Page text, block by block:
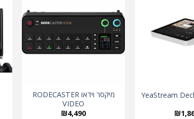
₪
מיקסר וידאו RODECASTER
VIDEO
₪4,490